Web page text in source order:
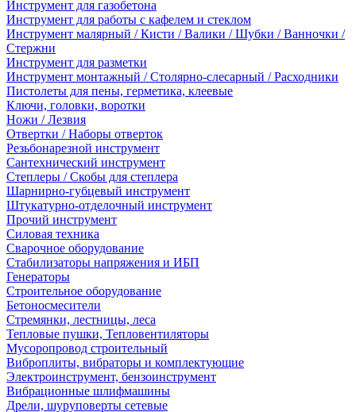
Инструмент для газобетона
Инструмент для работы с кафелем и стеклом
Инструмент малярный / Кисти / Валики / Шубки / Ванночки /
Стержни
Инструмент для разметки
Инструмент монтажный / Столярно-слесарный / Расходники
Пистолеты для пены, герметика, клеевые
Ключи, головки, воротки
Ножи / Лезвия
Отвертки / Наборы отверток
Резьбонарезной инструмент
Сантехнический инструмент
Степлеры / Скобы для степлера
Шарнирно-губцевый инструмент
Штукатурно-отделочный инструмент
Прочий инструмент
Силовая техника
Сварочное оборудование
Стабилизаторы напряжения и ИБП
Генераторы
Строительное оборудование
Бетоносмесители
Стремянки, лестницы, леса
Тепловые пушки, Тепловентиляторы
Мусоропровод строительный
Виброплиты, вибраторы и комплектующие
Электроинструмент, бензоинструмент
Вибрационные шлифмашины
Дрели, шуруповерты сетевые